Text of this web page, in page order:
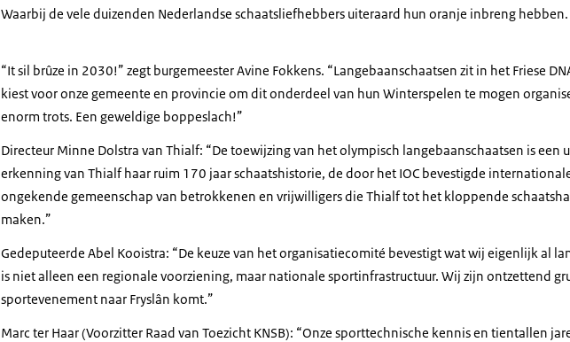
Waarbij de vele duizenden Nederlandse schaatsliefhebbers uiteraard hun oranje inbreng hebben.
“It sil brûze in 2030!” zegt burgemeester Avine Fokkens. “Langebaanschaatsen zit in het Friese
kiest voor onze gemeente en provincie om dit onderdeel van hun Winterspelen te mogen
enorm trots. Een geweldige boppeslach!”
Directeur Minne Dolstra van Thialf: “De toewijzing van het olympisch langebaanschaatsen is een
erkenning van Thialf haar ruim 170 jaar schaatshistorie, de door het IOC bevestigde
ongekende gemeenschap van betrokkenen en vrijwilligers die Thialf tot het kloppende
maken.”
Gedeputeerde Abel Kooistra: “De keuze van het organisatiecomité bevestigt wat wij eigenlijk al
is niet alleen een regionale voorziening, maar nationale sportinfrastructuur. Wij zijn ontzettend
sportevenement naar Fryslân komt.”
Marc ter Haar (Voorzitter Raad van Toezicht KNSB): “Onze sporttechnische kennis en tientallen